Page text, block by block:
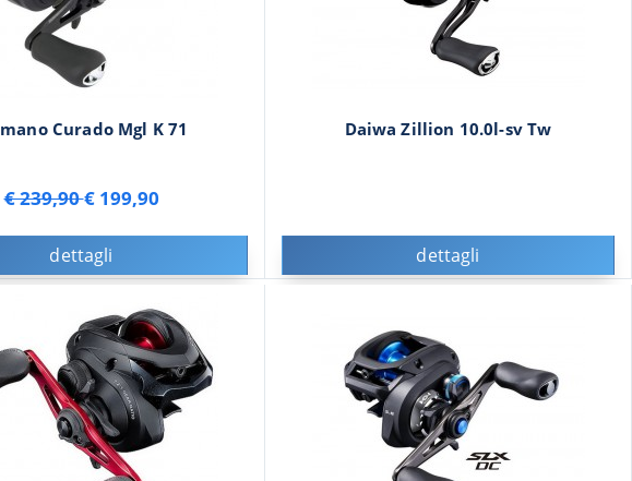
Curado Mgl K 71
€ 239,90€ 199,90
dettagli
Daiwa Zillion 10.0l-sv Tw
dettagli